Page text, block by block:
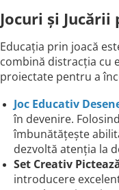
Jocuri și
Educația prin joacă
combină distracția cu
proiectate pentru a
Joc Educativ
în devenire.
îmbunătățește
dezvoltă atenția la
Set Creativ
introducere